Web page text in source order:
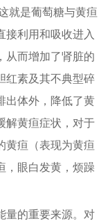
就是葡萄糖与黄疸
接利用和吸收进入
从而增加了肾脏的
红素及其不典型碎
出体外，降低了黄
解黄疸症状，对于
黄疸（表现为黄疸
，眼白发黄，烦躁
量的重要来源。对